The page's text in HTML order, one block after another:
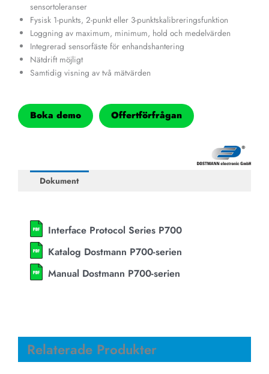
sensortoleranser
Fysisk 1-punkts, 2-punkt eller 3-punktskalibreringsfunktion
Loggning av maximum, minimum, hold och medelvärden
Integrerad sensorfäste för enhandshantering
Nätdrift möjligt
Samtidig visning av två mätvärden
Boka demo Offertförfrågan
Dokument
Interface Protocol Series P700
Katalog Dostmann P700-serien
Manual Dostmann P700-serien
Relaterade Produkter